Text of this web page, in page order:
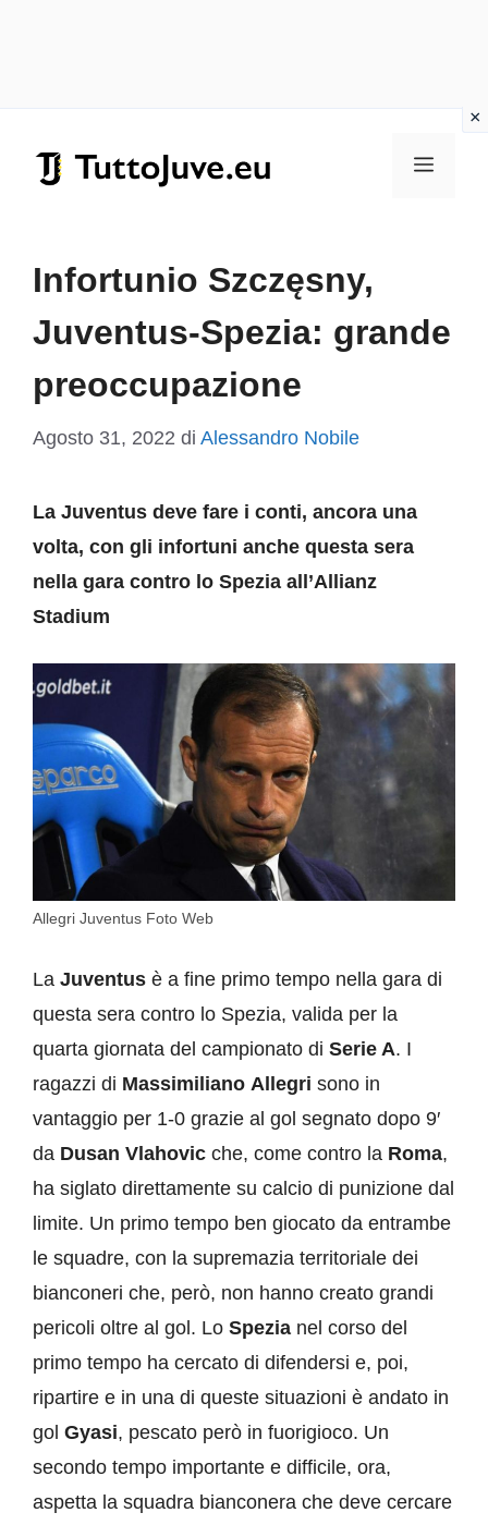
Menu
Infortunio Szczęsny,
Juventus-Spezia: grande
preoccupazione
Agosto 31, 2022 di Alessandro Nobile
La Juventus deve fare i conti, ancora una
volta, con gli infortuni anche questa sera
nella gara contro lo Spezia all’Allianz
Stadium
Allegri Juventus Foto Web
La Juventus è a fine primo tempo nella gara di
questa sera contro lo Spezia, valida per la
quarta giornata del campionato di Serie A. I
ragazzi di Massimiliano Allegri sono in
vantaggio per 1-0 grazie al gol segnato dopo 9′
da Dusan Vlahovic che, come contro la Roma,
ha siglato direttamente su calcio di punizione dal
limite. Un primo tempo ben giocato da entrambe
le squadre, con la supremazia territoriale dei
bianconeri che, però, non hanno creato grandi
pericoli oltre al gol. Lo Spezia nel corso del
primo tempo ha cercato di difendersi e, poi,
ripartire e in una di queste situazioni è andato in
gol Gyasi, pescato però in fuorigioco. Un
secondo tempo importante e difficile, ora,
aspetta la squadra bianconera che deve cercare